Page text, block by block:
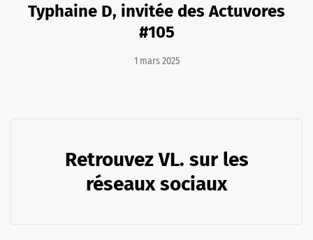
Typhaine D, invitée des Actuvores
#105
1 mars 2025
Retrouvez VL. sur les
réseaux sociaux